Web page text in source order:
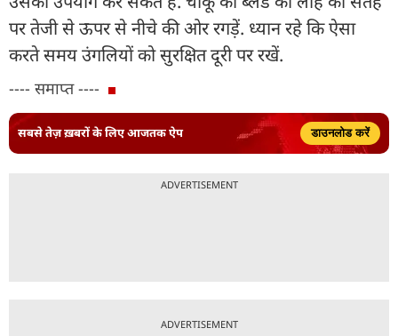
पर तेजी से ऊपर से नीचे की ओर रगड़ें. ध्यान रहे कि ऐसा
करते समय उंगलियों को सुरक्षित दूरी पर रखें.
---- समाप्त ----
सबसे तेज़ ख़बरों के लिए आजतक ऐप डाउनलोड करें
ADVERTISEMENT
ADVERTISEMENT